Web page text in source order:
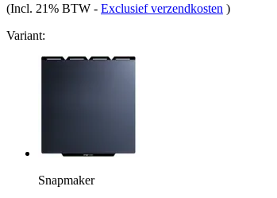
(Incl. 21% BTW - Exclusief verzendkosten )
Variant:
Snapmaker